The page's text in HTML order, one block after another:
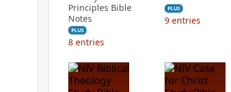
Principles Bible
Notes
PLUS
8 entries
PLUS
9 entries